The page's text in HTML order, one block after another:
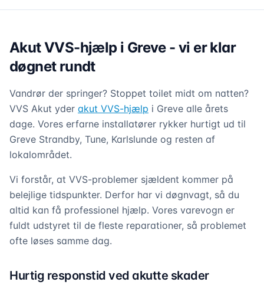
Akut VVS-hjælp i Greve - vi er klar
døgnet rundt
Vandrør der springer? Stoppet toilet midt om natten?
VVS Akut yder akut VVS-hjælp i Greve alle årets
dage. Vores erfarne installatører rykker hurtigt ud til
Greve Strandby, Tune, Karlslunde og resten af
lokalområdet.
Vi forstår, at VVS-problemer sjældent kommer på
belejlige tidspunkter. Derfor har vi døgnvagt, så du
altid kan få professionel hjælp. Vores varevogn er
fuldt udstyret til de fleste reparationer, så problemet
ofte løses samme dag.
Hurtig responstid ved akutte skader